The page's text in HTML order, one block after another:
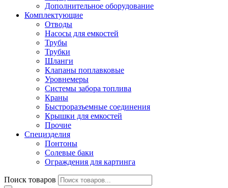
Дополнительное оборудование
Комплектующие
Отводы
Насосы для емкостей
Трубы
Трубки
Шланги
Клапаны поплавковые
Уровнемеры
Системы забора топлива
Краны
Быстроразъемные соединения
Крышки для емкостей
Прочие
Специзделия
Понтоны
Солевые баки
Ограждения для картинга
Поиск товаров